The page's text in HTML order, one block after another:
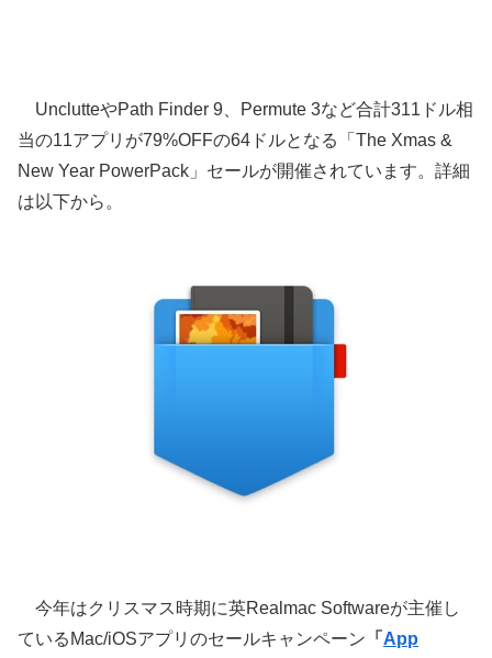
UnclutteやPath Finder 9、Permute 3など合計311ドル相
当の11アプリが79%OFFの64ドルとなる「The Xmas &
New Year PowerPack」セールが開催されています。詳細
は以下から。
今年はクリスマス時期に英Realmac Softwareが主催し
ているMac/iOSアプリのセールキャンペーン 「 App